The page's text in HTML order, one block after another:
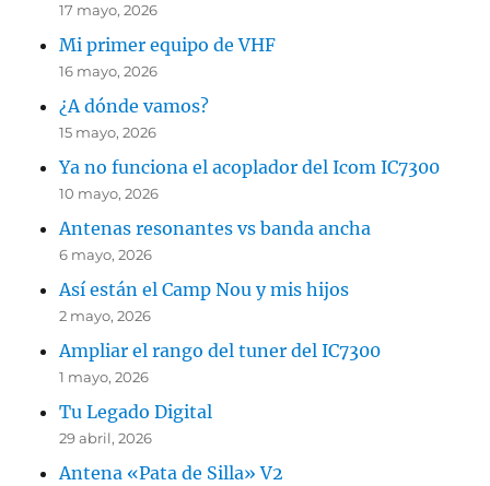
17 mayo, 2026
Mi primer equipo de VHF
16 mayo, 2026
¿A dónde vamos?
15 mayo, 2026
Ya no funciona el acoplador del Icom IC7300
10 mayo, 2026
Antenas resonantes vs banda ancha
6 mayo, 2026
Así están el Camp Nou y mis hijos
2 mayo, 2026
Ampliar el rango del tuner del IC7300
1 mayo, 2026
Tu Legado Digital
29 abril, 2026
Antena «Pata de Silla» V2